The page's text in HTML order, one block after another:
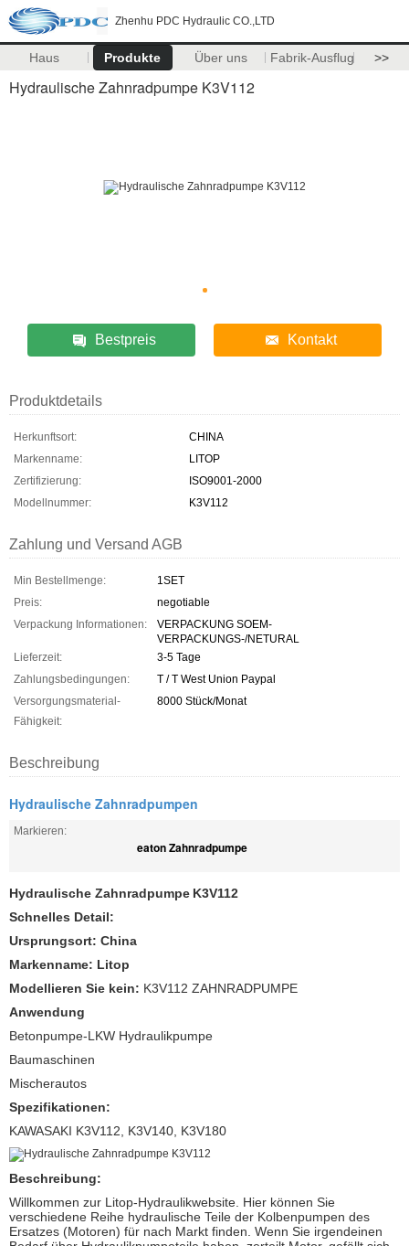
Zhenhu PDC Hydraulic CO.,LTD
Haus Produkte Über uns Fabrik-Ausflug >>
Hydraulische Zahnradpumpe K3V112
Bestpreis Kontakt
Produktdetails
Herkunftsort:
CHINA
Markenname:
LITOP
Zertifizierung:
ISO9001-2000
Modellnummer:
K3V112
Zahlung und Versand AGB
Min Bestellmenge:
1SET
Preis:
negotiable
Verpackung Informationen:
VERPACKUNG SOEM-
VERPACKUNGS-/NETURAL
Lieferzeit:
3-5 Tage
Zahlungsbedingungen:
T / T West Union Paypal
Versorgungsmaterial-
Fähigkeit:
8000 Stück/Monat
Beschreibung
Hydraulische Zahnradpumpen
Markieren:
eaton Zahnradpumpe
Hydraulische Zahnradpumpe K3V112
Schnelles Detail:
Ursprungsort: China
Markenname: Litop
Modellieren Sie kein: K3V112 ZAHNRADPUMPE
Anwendung
Betonpumpe-LKW Hydraulikpumpe
Baumaschinen
Mischerautos
Spezifikationen:
KAWASAKI K3V112, K3V140, K3V180
Beschreibung:
Willkommen zur Litop-Hydraulikwebsite. Hier können Sie
verschiedene Reihe hydraulische Teile der Kolbenpumpen des
Ersatzes (Motoren) für nach Markt finden. Wenn Sie irgendeinen